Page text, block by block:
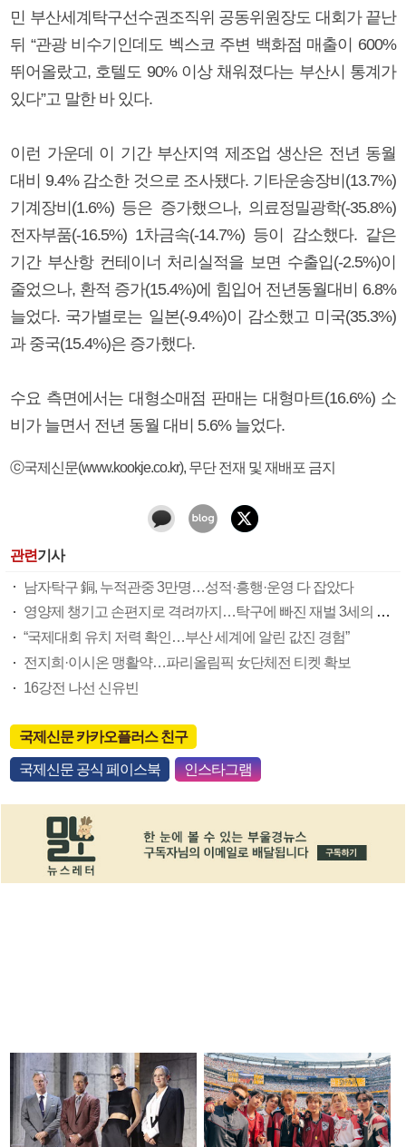
민 부산세계탁구선수권조직위 공동위원장도 대회가 끝난
뒤 “관광 비수기인데도 벡스코 주변 백화점 매출이 600%
뛰어올랐고, 호텔도 90% 이상 채워졌다는 부산시 통계가
있다”고 말한 바 있다.
이런 가운데 이 기간 부산지역 제조업 생산은 전년 동월
대비 9.4% 감소한 것으로 조사됐다. 기타운송장비(13.7%)
기계장비(1.6%) 등은 증가했으나, 의료정밀광학(-35.8%)
전자부품(-16.5%) 1차금속(-14.7%) 등이 감소했다. 같은
기간 부산항 컨테이너 처리실적을 보면 수출입(-2.5%)이
줄었으나, 환적 증가(15.4%)에 힘입어 전년동월대비 6.8%
늘었다. 국가별로는 일본(-9.4%)이 감소했고 미국(35.3%)
과 중국(15.4%)은 증가했다.
수요 측면에서는 대형소매점 판매는 대형마트(16.6%) 소
비가 늘면서 전년 동월 대비 5.6% 늘었다.
ⓒ국제신문(www.kookje.co.kr), 무단 전재 및 재배포 금지
관련기사
남자탁구 銅, 누적관중 3만명…성적·흥행·운영 다 잡았다
영양제 챙기고 손편지로 격려까지…탁구에 빠진 재벌 3세의 숨은 조력
“국제대회 유치 저력 확인…부산 세계에 알린 값진 경험”
전지희·이시온 맹활약…파리올림픽 女단체전 티켓 확보
16강전 나선 신유빈
국제신문 카카오플러스 친구
국제신문 공식 페이스북 인스타그램